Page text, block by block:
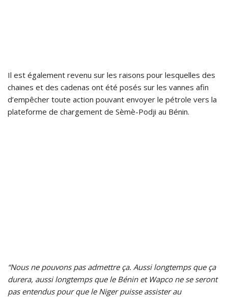
Il est également revenu sur les raisons pour lesquelles des
chaines et des cadenas ont été posés sur les vannes afin
d’empêcher toute action pouvant envoyer le pétrole vers la
plateforme de chargement de Sèmè-Podji au Bénin.
“Nous ne pouvons pas admettre ça. Aussi longtemps que ça
durera, aussi longtemps que le Bénin et Wapco ne se seront
pas entendus pour que le Niger puisse assister au